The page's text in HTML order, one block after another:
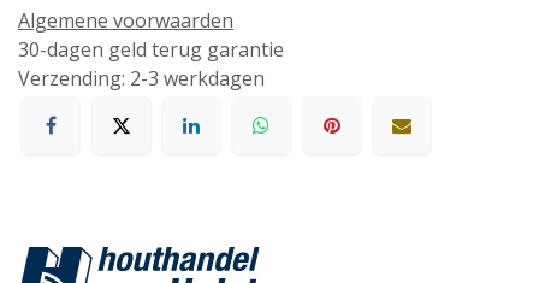
Algemene voorwaarden
30-dagen geld terug garantie
Verzending: 2-3 werkdagen